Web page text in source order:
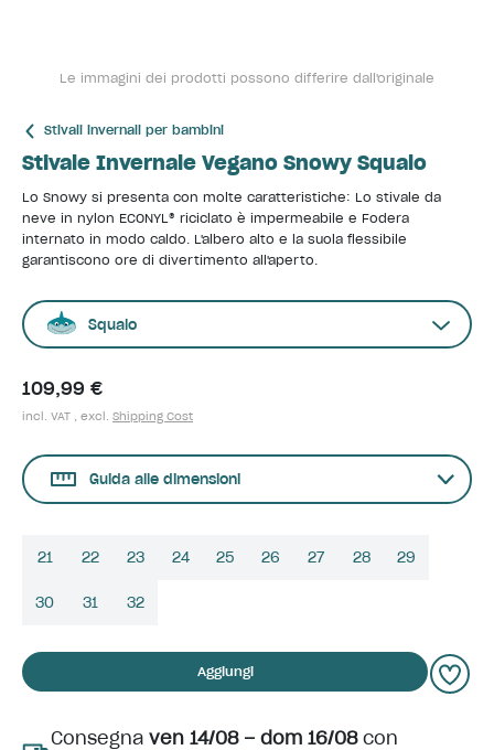
Le immagini dei prodotti possono differire dall'originale
Stivali invernali per bambini
Stivale Invernale Vegano Snowy Squalo
Lo Snowy si presenta con molte caratteristiche: Lo stivale da
neve in nylon ECONYL® riciclato è impermeabile e Fodera
internato in modo caldo. L'albero alto e la suola flessibile
garantiscono ore di divertimento all'aperto.
Squalo
109,99 €
incl. VAT , excl. Shipping Cost
Guida alle dimensioni
21 22 23 24 25 26 27 28 29
30 31 32
Aggiungi
Consegna ven 14/08 – dom 16/08con